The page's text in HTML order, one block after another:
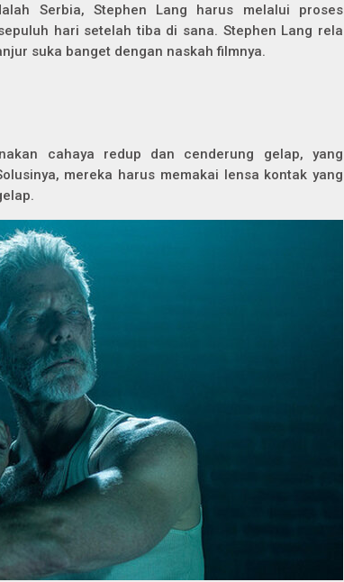
Serbia, Stephen Lang harus melalui proses
hari setelah tiba di sana. Stephen Lang rela
suka banget dengan naskah filmnya.
cahaya redup dan cenderung gelap, yang
mereka harus memakai lensa kontak yang